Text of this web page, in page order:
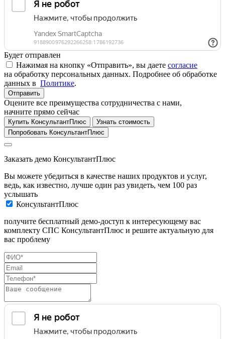
Будет отправлен
Нажимая на кнопку «Отправить», вы даете согласие
на обработку персональных данных. Подробнее об обработке
данных в Политике.
Отправить
Оцените все преимущества сотрудничества с нами,
начните прямо сейчас
Купить КонсультантПлюс
Узнать стоимость
Попробовать КонсультантПлюс
Заказать демо КонсультантПлюс
Вы можете убедиться в качестве наших продуктов и услуг,
ведь, как известно, лучше один раз увидеть, чем 100 раз
услышать
КонсультантПлюс
получите бесплатный демо-доступ к интересующему вас
комплекту СПС КонсультантПлюс и решите актуальную для
вас проблему